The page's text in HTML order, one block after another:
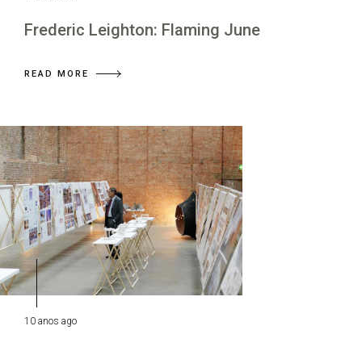
Frederic Leighton: Flaming June
READ MORE
10 anos ago